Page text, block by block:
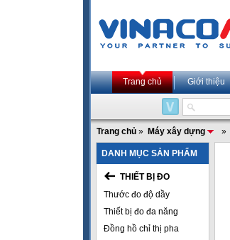
Trang chủ Giới thiệu
Trang chủ » Máy xây dựng »
DANH MỤC SẢN PHẨM
THIẾT BỊ ĐO
Thước đo độ dầy
Thiết bị đo đa năng
Đồng hồ chỉ thị pha